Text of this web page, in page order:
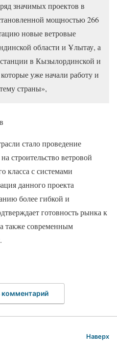
значимых проектов в
мощностью 266
новые ветровые
области и Ұлытау, а
в Кызылординской и
уже начали работу и
страны»,
стало проведение
строительство ветровой
класса с системами
данного проекта
более гибкой и
готовность рынка к
также современным
комментарий
Наверх